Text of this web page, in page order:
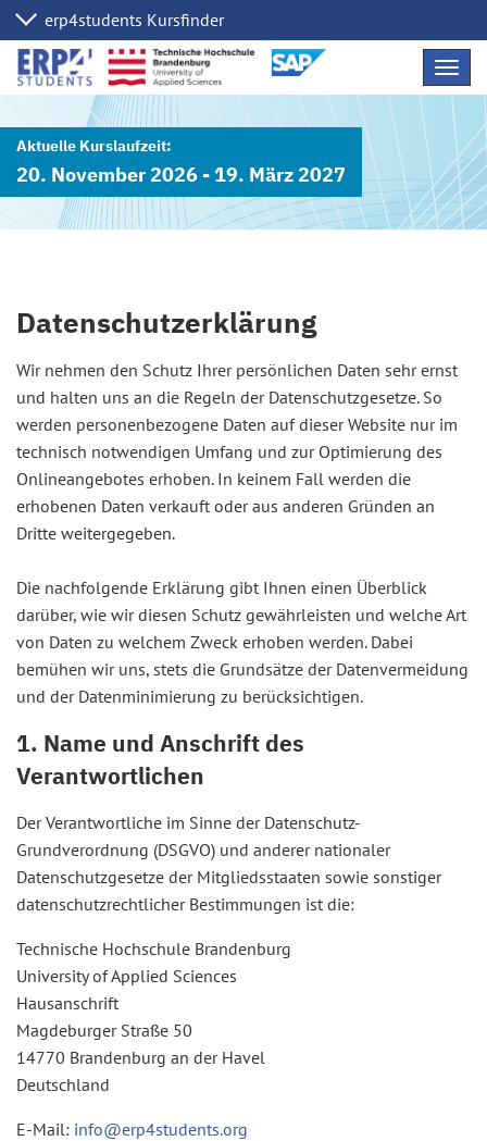
20. November 2026 - 19. März 2027
Datenschutzerklärung
Wir nehmen den Schutz Ihrer persönlichen Daten sehr ernst
und halten uns an die Regeln der Datenschutzgesetze. So
werden personenbezogene Daten auf dieser Website nur im
technisch notwendigen Umfang und zur Optimierung des
Onlineangebotes erhoben. In keinem Fall werden die
erhobenen Daten verkauft oder aus anderen Gründen an
Dritte weitergegeben.
Die nachfolgende Erklärung gibt Ihnen einen Überblick
darüber, wie wir diesen Schutz gewährleisten und welche Art
von Daten zu welchem Zweck erhoben werden. Dabei
bemühen wir uns, stets die Grundsätze der Datenvermeidung
und der Datenminimierung zu berücksichtigen.
1. Name und Anschrift des
Verantwortlichen
Der Verantwortliche im Sinne der Datenschutz-
Grundverordnung (DSGVO) und anderer nationaler
Datenschutzgesetze der Mitgliedsstaaten sowie sonstiger
datenschutzrechtlicher Bestimmungen ist die:
Technische Hochschule Brandenburg
University of Applied Sciences
Hausanschrift
Magdeburger Straße 50
14770 Brandenburg an der Havel
Deutschland
E-Mail: info@erp4students.org